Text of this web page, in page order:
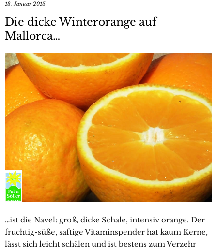
13. Januar 2015
Die dicke Winterorange auf
Mallorca…
…ist die Navel: groß, dicke Schale, intensiv orange. Der
fruchtig-süße, saftige Vitaminspender hat kaum Kerne,
lässt sich leicht schälen und ist bestens zum Verzehr